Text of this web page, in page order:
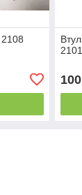
2108
100